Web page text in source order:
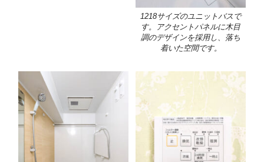
1218サイズのユニットバスで
す。アクセントパネルに木目
調のデザインを採用し、落ち
着いた空間です。